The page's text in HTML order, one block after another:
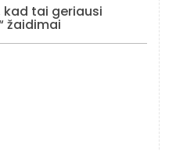
tai geriausi
žaidimai